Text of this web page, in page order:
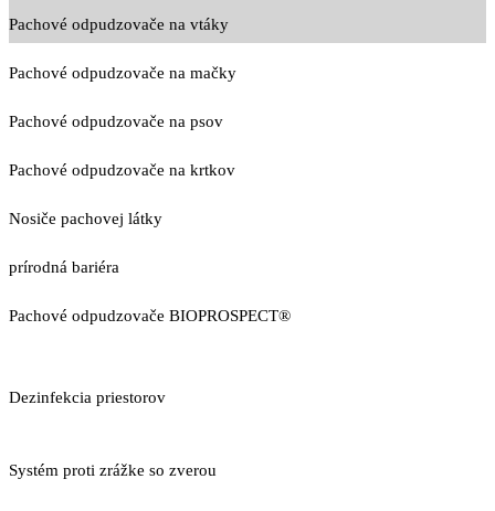
Pachové odpudzovače na vtáky
Pachové odpudzovače na mačky
Pachové odpudzovače na psov
Pachové odpudzovače na krtkov
Nosiče pachovej látky
prírodná bariéra
Pachové odpudzovače BIOPROSPECT®
Dezinfekcia priestorov
Systém proti zrážke so zverou